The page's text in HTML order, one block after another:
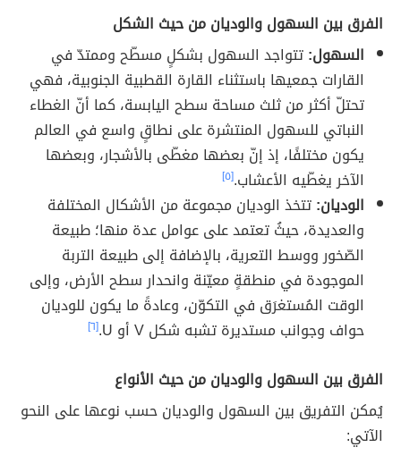
الفرق بين السهول والوديان من حيث الشكل
السهول:تتواجد السهول بشكلٍ مسطّح وممتدّ في
القارات جمعيها باستثناء القارة القطبية الجنوبية، فهي
تحتلّ أكثر من ثلث مساحة سطح اليابسة، كما أنّ الغطاء
النباتي للسهول المنتشرة على نطاقٍ واسع في العالم
يكون مختلفًا، إذ إنّ بعضها مغطّى بالأشجار، وبعضها
الآخر يغطّيه الأعشاب.[٥]
الوديان:تتخذ الوديان مجموعة من الأشكال المختلفة
والعديدة، حيثُ تعتمد على عوامل عدة منها؛ طبيعة
الصّخور ووسط التعرية، بالإضافة إلى طبيعة التربة
الموجودة في منطقةٍ معيّنة وانحدار سطح الأرض، وإلى
الوقت المُستغرَق في التكوّن، وعادةً ما يكون للوديان
حواف وجوانب مستديرة تشبه شكل V أو U.
[٦]
الفرق بين السهول والوديان من حيث الأنواع
يُمكن التفريق بين السهول والوديان حسب نوعها على النحو
الآتي: